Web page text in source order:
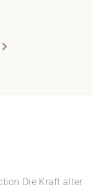
Die Kraft alter